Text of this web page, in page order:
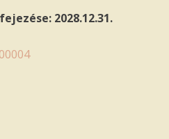
2028.12.31.